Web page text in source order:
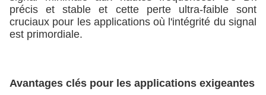
précis et stable et cette perte ultra-faible sont
cruciaux pour les applications où l'intégrité du signal
est primordiale.
Avantages clés pour les applications exigeantes